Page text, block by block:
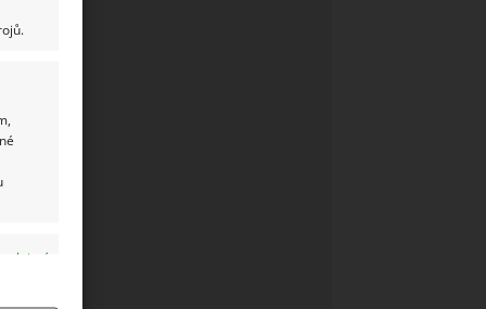
aktivní